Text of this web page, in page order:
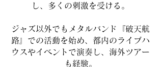
し、多くの刺激を受ける。
ジャズ以外でもメタルバンド『破天航
路』での活動を始め、都内のライブハ
ウスやイベントで演奏し、海外ツアー
も経験。